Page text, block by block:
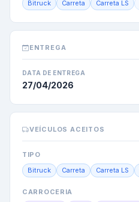
Bitruck Carreta Carreta LS
ENTREGA
DATA DE ENTREGA
27/04/2026
VEÍCULOS ACEITOS
TIPO
Bitruck Carreta Carreta LS
CARROCERIA